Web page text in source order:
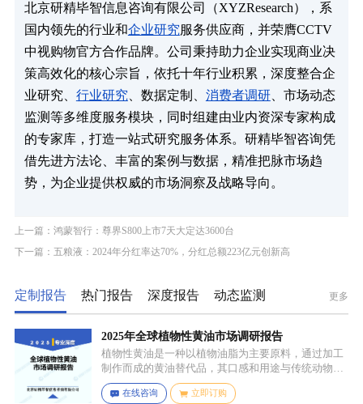
北京研精毕智信息咨询有限公司（XYZResearch），系
国内领先的行业和企业研究服务供应商，并荣膺CCTV
中视购物官方合作品牌。公司秉持助力企业实现商业决
策高效化的核心宗旨，依托十年行业积累，深度整合企
业研究、 行业研究 、数据定制、 消费者调研、市场动态
监测等多维度服务模块，同时组建由业内资深专家构成
的专家库，打造一站式研究服务体系。研精毕智咨询凭
借先进方法论、丰富的案例与数据，精准把脉市场趋
势，为企业提供权威的市场洞察及战略导向。
上一篇：鸿蒙智行：尊界S800上市7天大定达3600台
下一篇：五粮液：2024年分红率达70%，分红总额223亿元创新高
定制报告 热门报告 深度报告 动态监测 更多
2025年全球植物性黄油市场调研报告
植物性黄油是一种以植物油脂为主要原料，通过加工
制作而成的黄油替代品，其口感和用途与传统动物黄
油较为相似，常见的有大豆油、菜籽油、椰子油、棕
榈油等，这些植物油脂经过精炼、氢化或酯交换等工
在线咨询 立即订购